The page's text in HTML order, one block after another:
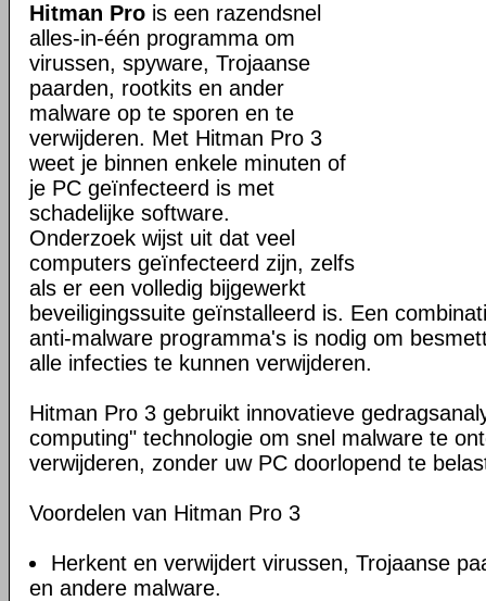
Hitman Pro is een razendsnel
alles-in-één programma om
virussen, spyware, Trojaanse
paarden, rootkits en ander
malware op te sporen en te
verwijderen. Met Hitman Pro 3
weet je binnen enkele minuten of
je PC geïnfecteerd is met
schadelijke software.
Onderzoek wijst uit dat veel
computers geïnfecteerd zijn, zelfs
als er een volledig bijgewerkt
beveiligingssuite geïnstalleerd is. Een
anti-malware programma's is nodig om
alle infecties te kunnen verwijderen.
Hitman Pro 3 gebruikt innovatieve
computing" technologie om snel malware te
verwijderen, zonder uw PC doorlopend te
Voordelen van Hitman Pro 3
Herkent en verwijdert virussen, Trojaanse
en andere malware.